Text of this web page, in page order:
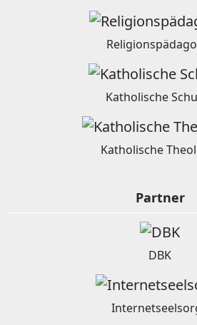
Katholische
Katholische
Partner
DBK